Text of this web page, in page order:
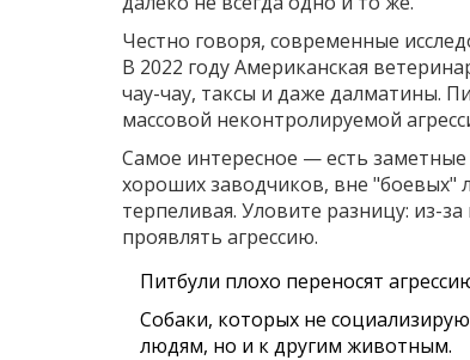
Честно говоря, современные
В 2022 году Американская
чау-чау, таксы и даже далматины.
массовой неконтролируемой
Самое интересное — есть заметные
хороших заводчиков, вне "боевых"
терпеливая. Уловите разницу: из-
проявлять агрессию.
Питбули плохо переносят
Собаки, которых не
людям, но и к другим животным.